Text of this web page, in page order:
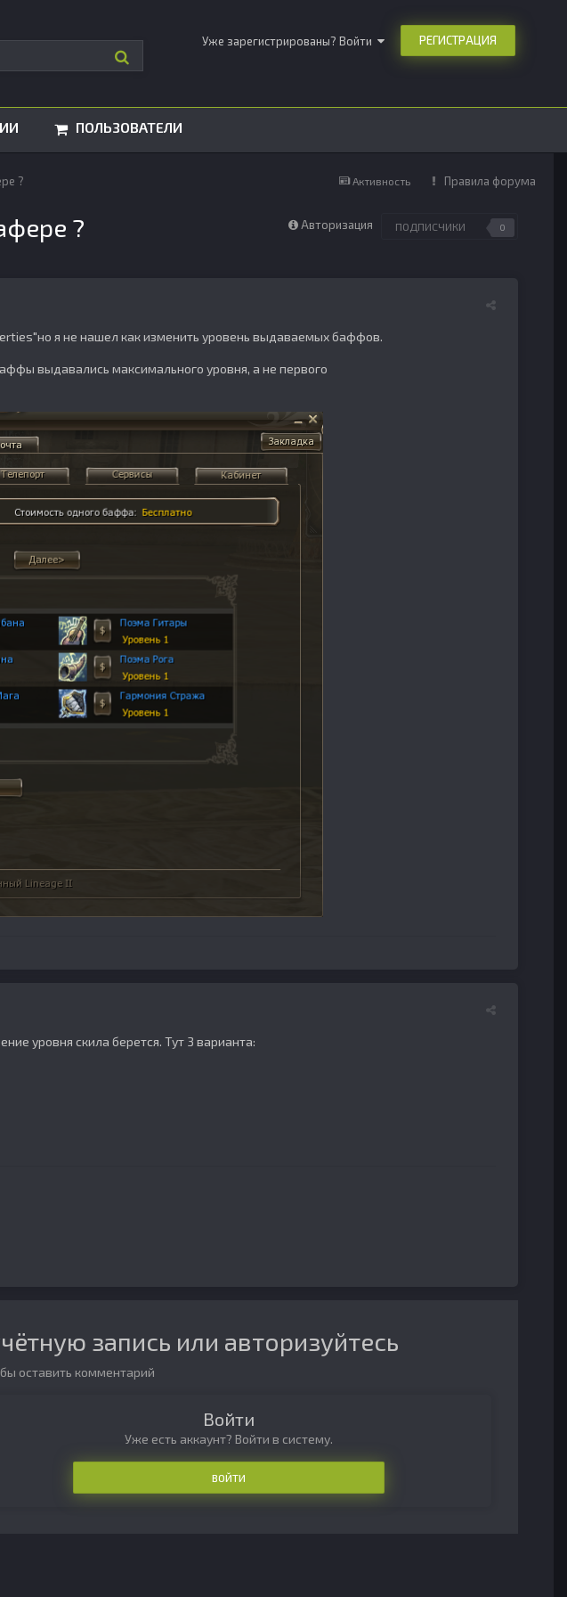
Уже зарегистрированы? Войти РЕГИСТРАЦИЯ
ПОЛЬЗОВАТЕЛИ
Активность Правила форума
?
Авторизация ПОДПИСЧИКИ 0
?
я не нашел как изменить уровень выдаваемых баффов.
выдавались максимального уровня, а не первого
уровня скила берется. Тут 3 варианта:
запись или авторизуйтесь
оставить комментарий
Войти
Уже есть аккаунт? Войти в систему.
ВОЙТИ